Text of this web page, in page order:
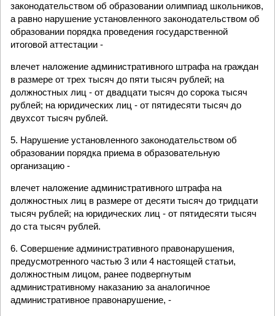
законодательством об образовании олимпиад школьников,
а равно нарушение установленного законодательством об
образовании порядка проведения государственной
итоговой аттестации -
влечет наложение административного штрафа на граждан
в размере от трех тысяч до пяти тысяч рублей; на
должностных лиц - от двадцати тысяч до сорока тысяч
рублей; на юридических лиц - от пятидесяти тысяч до
двухсот тысяч рублей.
5. Нарушение установленного законодательством об
образовании порядка приема в образовательную
организацию -
влечет наложение административного штрафа на
должностных лиц в размере от десяти тысяч до тридцати
тысяч рублей; на юридических лиц - от пятидесяти тысяч
до ста тысяч рублей.
6. Совершение административного правонарушения,
предусмотренного частью 3 или 4 настоящей статьи,
должностным лицом, ранее подвергнутым
административному наказанию за аналогичное
административное правонарушение, -